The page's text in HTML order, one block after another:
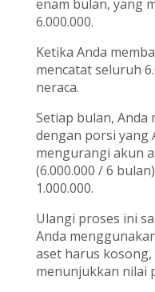
enam bulan, yang
6.000.000.
Ketika Anda
mencatat seluruh
neraca.
Setiap bulan,
dengan porsi yang
mengurangi akun
(6.000.000 / 6
1.000.000.
Ulangi proses ini
Anda
aset harus
menunjukkan nilai